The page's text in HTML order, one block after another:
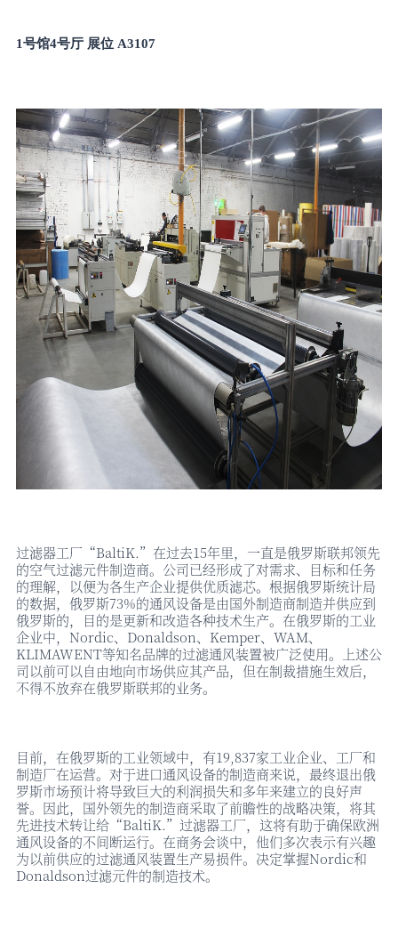
1号馆4号厅 展位 A3107
过滤器工厂 “BaltiK.”在过去15年里，一直是俄罗斯联邦领先
的空气过滤元件制造商。公司已经形成了对需求、目标和任务
的理解，以便为各生产企业提供优质滤芯。根据俄罗斯统计局
的数据，俄罗斯73%的通风设备是由国外制造商制造并供应到
俄罗斯的，目的是更新和改造各种技术生产。在俄罗斯的工业
企业中，Nordic、Donaldson、Kemper、WAM、
KLIMAWENT等知名品牌的过滤通风装置被广泛使用。上述公
司以前可以自由地向市场供应其产品，但在制裁措施生效后，
不得不放弃在俄罗斯联邦的业务。
目前，在俄罗斯的工业领域中，有19,837家工业企业、工厂和
制造厂在运营。对于进口通风设备的制造商来说，最终退出俄
罗斯市场预计将导致巨大的利润损失和多年来建立的良好声
誉。因此，国外领先的制造商采取了前瞻性的战略决策，将其
先进技术转让给“BaltiK.”过滤器工厂，这将有助于确保欧洲
通风设备的不间断运行。在商务会谈中，他们多次表示有兴趣
为以前供应的过滤通风装置生产易损件。决定掌握Nordic和
Donaldson过滤元件的制造技术。